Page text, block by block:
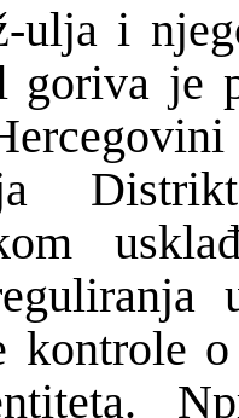
-ulja i
goriva je
uskla
kontrole